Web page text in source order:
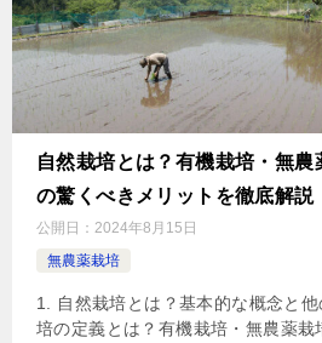
自然栽培とは？有機栽培・無
の驚くべきメリットを徹底解説
公開日： 2024年8月15日
無農薬栽培
1. 自然栽培とは？基本的な概念と
培の定義とは？有機栽培・無農薬栽